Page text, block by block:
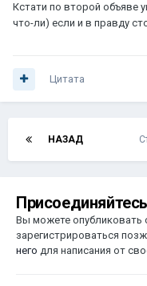
Кстати по второй объяве
что-ли) если и в правду
Цитата
НАЗАД
Вы можете опубликовать
зарегистрироваться
него для написания от